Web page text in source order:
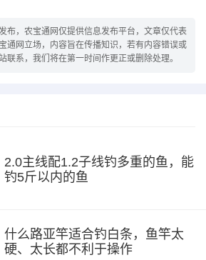
布，农宝通网仅提供信息发布平台，文章仅代表
通网立场，内容旨在传播知识，若有内容错误或
联系，我们将在第一时间作更正或删除处理。
2.0主线配1.2子线钓多重的鱼，能
钓5斤以内的鱼
什么路亚竿适合钓白条，鱼竿太
硬、太长都不利于操作